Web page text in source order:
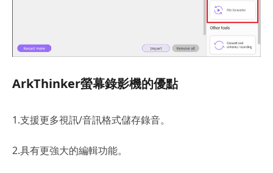
ArkThinker螢幕錄影機的優點
1.支援更多視訊/音訊格式儲存錄音。
2.具有更強大的編輯功能。